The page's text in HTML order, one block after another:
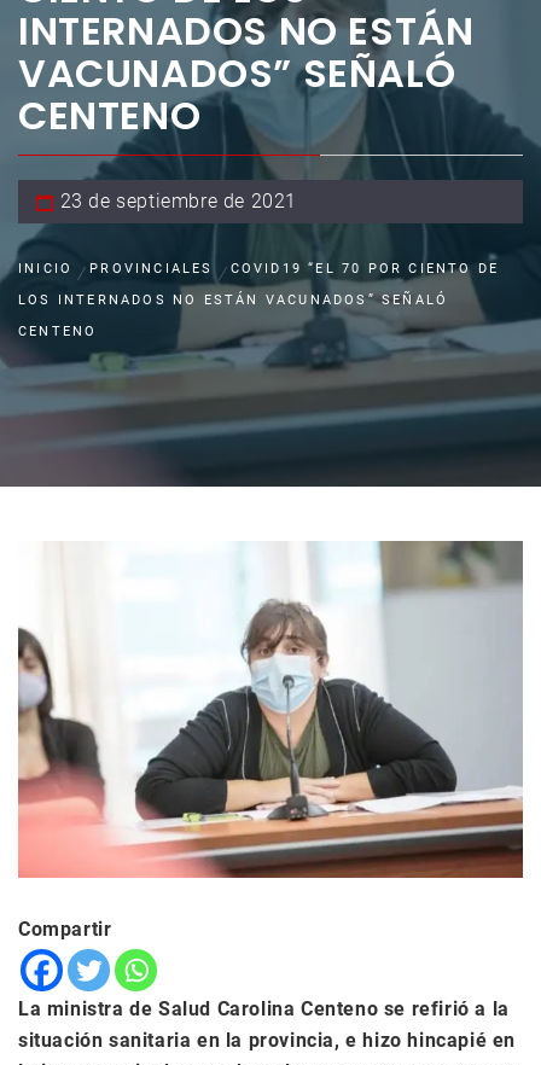
INTERNADOS NO ESTÁN
VACUNADOS” SEÑALÓ
CENTENO
23 de septiembre de 2021
INICIO PROVINCIALES
COVID19 “EL 70 POR CIENTO DE
LOS INTERNADOS NO ESTÁN VACUNADOS” SEÑALÓ
CENTENO
Compartir
La ministra de Salud Carolina Centeno se refirió a la
situación sanitaria en la provincia, e hizo hincapié en